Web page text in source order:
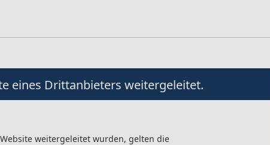
eines Drittanbieters weitergeleitet.
weitergeleitet wurden, gelten die